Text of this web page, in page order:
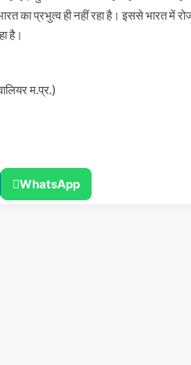
का प्रभुत्व ही नहीं रहा है। इससे भारत में
है।
म.प्र.)
WhatsApp